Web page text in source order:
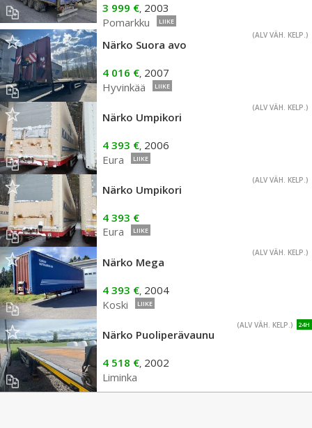
3 999 €, 2003
Pomarkku
LIIKE
(ALV VÄH. KELP.)
Närko Suora avo
4 016 €, 2007
Hyvinkää
LIIKE
(ALV VÄH. KELP.)
Närko Umpikori
4 393 €, 2006
Eura
LIIKE
(ALV VÄH. KELP.)
Närko Umpikori
4 393 €
Eura
LIIKE
(ALV VÄH. KELP.)
Närko Mega
4 393 €, 2004
Koski
LIIKE
24H
(ALV VÄH. KELP.)
Närko Puoliperävaunu
4 518 €, 2002
Liminka